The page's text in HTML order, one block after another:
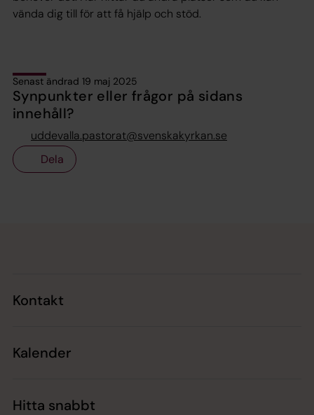
vända dig till för att få hjälp och stöd.
Senast ändrad 19 maj 2025
Synpunkter eller frågor på sidans
innehåll?
uddevalla.pastorat@svenskakyrkan.se
Dela
Kontakt
Kalender
Hitta snabbt